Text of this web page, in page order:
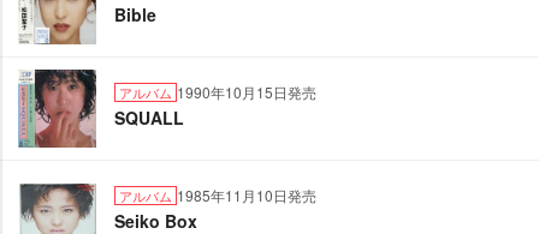
Bible
アルバム 1990年10月15日発売
SQUALL
アルバム 1985年11月10日発売
Seiko Box